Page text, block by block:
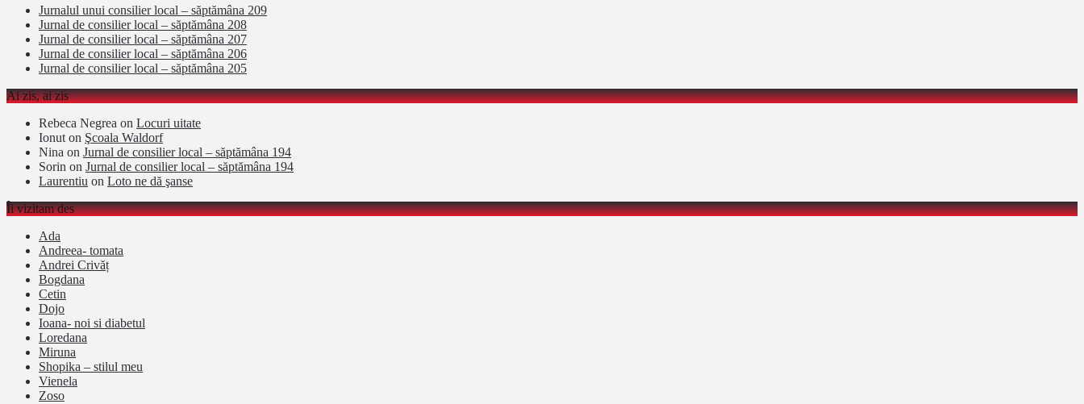
Jurnalul unui consilier local – săptămâna 209
Jurnal de consilier local – săptămâna 208
Jurnal de consilier local – săptămâna 207
Jurnal de consilier local – săptămâna 206
Jurnal de consilier local – săptămâna 205
Ai zis, ai zis
Rebeca Negrea on Locuri uitate
Ionut on Şcoala Waldorf
Nina on Jurnal de consilier local – săptămâna 194
Sorin on Jurnal de consilier local – săptămâna 194
Laurentiu on Loto ne dă şanse
Îi vizitam des
Ada
Andreea- tomata
Andrei Crivăț
Bogdana
Cetin
Dojo
Ioana- noi si diabetul
Loredana
Miruna
Shopika – stilul meu
Vienela
Zoso